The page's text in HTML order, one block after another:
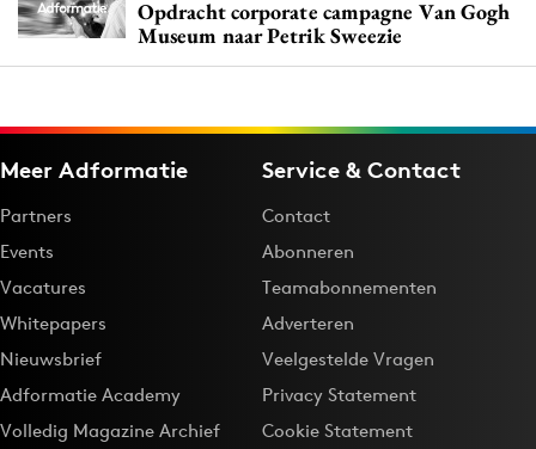
Opdracht corporate campagne Van Gogh
Museum naar Petrik Sweezie
Meer Adformatie
Partners
Events
Vacatures
Whitepapers
Nieuwsbrief
Adformatie Academy
Volledig Magazine Archief
Service & Contact
Contact
Abonneren
Teamabonnementen
Adverteren
Veelgestelde Vragen
Privacy Statement
Cookie Statement